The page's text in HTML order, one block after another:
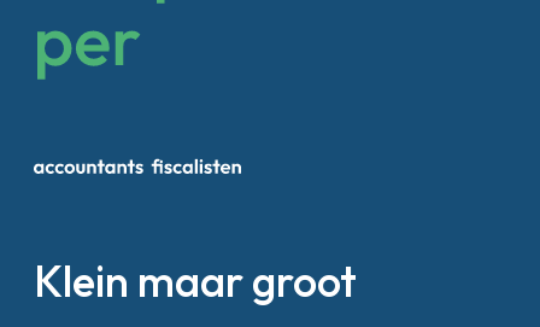
Klein maar groot